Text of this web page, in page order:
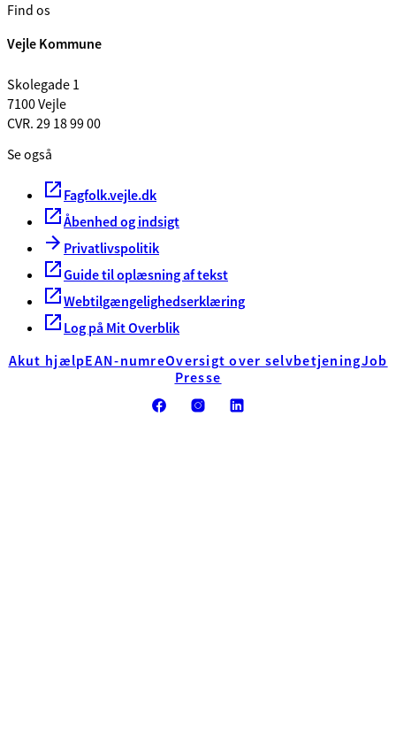
Find os
Vejle Kommune
Skolegade 1
7100 Vejle
CVR. 29 18 99 00
Se også
Fagfolk.vejle.dk
Åbenhed og indsigt
Privatlivspolitik
Guide til oplæsning af tekst
Webtilgængelighedserklæring
Log på Mit Overblik
Akut hjælpEAN-numreOversigt over selvbetjeningJob
Presse